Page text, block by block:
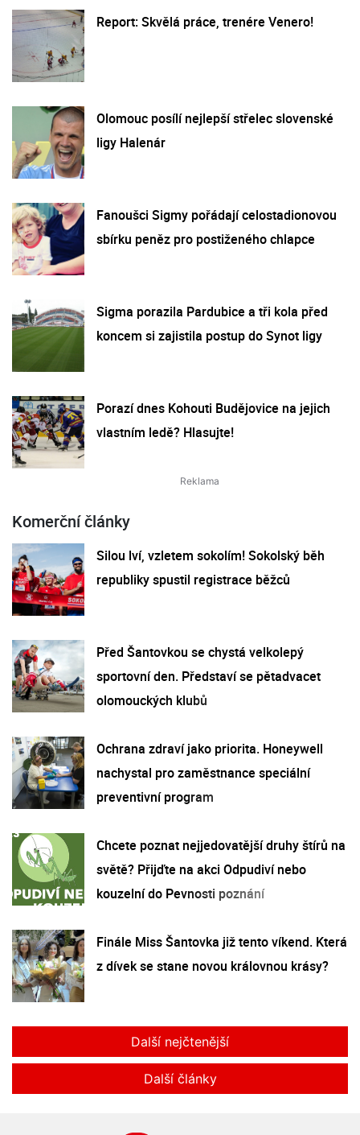
Report: Skvělá práce, trenére Venero!
Olomouc posílí nejlepší střelec slovenské
ligy Halenár
Fanoušci Sigmy pořádají celostadionovou
sbírku peněz pro postiženého chlapce
Sigma porazila Pardubice a tři kola před
koncem si zajistila postup do Synot ligy
Porazí dnes Kohouti Budějovice na jejich
vlastním ledě? Hlasujte!
Komerční články
Silou lví, vzletem sokolím! Sokolský běh
republiky spustil registrace běžců
Před Šantovkou se chystá velkolepý
sportovní den. Představí se pětadvacet
olomouckých klubů
Ochrana zdraví jako priorita. Honeywell
nachystal pro zaměstnance speciální
preventivní program
Chcete poznat nejjedovatější druhy štírů na
světě? Přijďte na akci Odpudiví nebo
kouzelní do Pevnosti poznání
Finále Miss Šantovka již tento víkend. Která
z dívek se stane novou královnou krásy?
Další nejčtenější
Další články